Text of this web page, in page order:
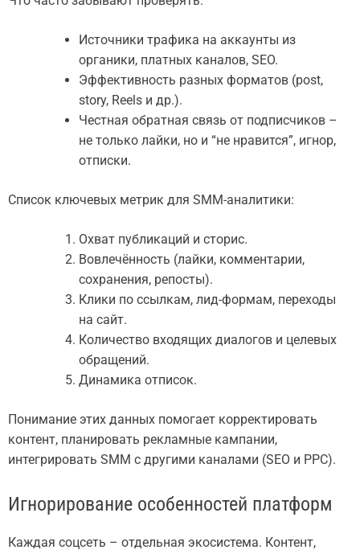
Источники трафика на аккаунты из
органики, платных каналов, SEO.
Эффективность разных форматов (post,
story, Reels и др.).
Честная обратная связь от подписчиков –
не только лайки, но и “не нравится”, игнор,
отписки.
Список ключевых метрик для SMM-аналитики:
Охват публикаций и сторис.
Вовлечённость (лайки, комментарии,
сохранения, репосты).
Клики по ссылкам, лид-формам, переходы
на сайт.
Количество входящих диалогов и целевых
обращений.
Динамика отписок.
Понимание этих данных помогает корректировать
контент, планировать рекламные кампании,
интегрировать SMM с другими каналами (SEO и PPC).
Игнорирование особенностей платформ
Каждая соцсеть – отдельная экосистема. Контент,